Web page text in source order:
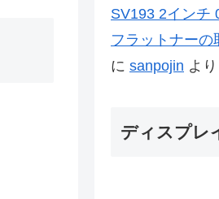
SV193 2インチ
フラットナーの
に sanpojin より
ディスプレ